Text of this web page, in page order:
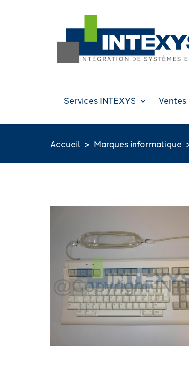
Services INTEXYS Ventes
Accueil Marques informatique